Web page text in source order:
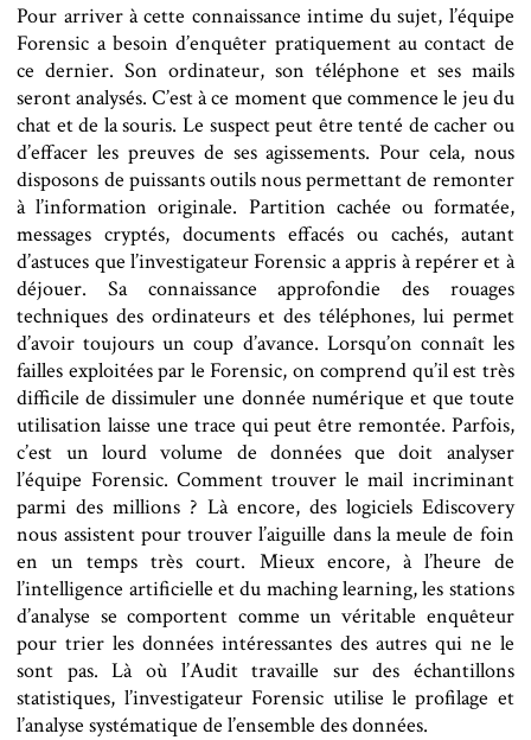
Pour arriver à cette connaissance intime du sujet, l’équipe
Forensic a besoin d’enquêter pratiquement au contact de
ce dernier. Son ordinateur, son téléphone et ses mails
seront analysés. C’est à ce moment que commence le jeu du
chat et de la souris. Le suspect peut être tenté de cacher ou
d’effacer les preuves de ses agissements. Pour cela, nous
disposons de puissants outils nous permettant de remonter
à l’information originale. Partition cachée ou formatée,
messages cryptés, documents effacés ou cachés, autant
d’astuces que l’investigateur Forensic a appris à repérer et à
déjouer. Sa connaissance approfondie des rouages
techniques des ordinateurs et des téléphones, lui permet
d’avoir toujours un coup d’avance. Lorsqu’on connaît les
failles exploitées par le Forensic, on comprend qu’il est très
difficile de dissimuler une donnée numérique et que toute
utilisation laisse une trace qui peut être remontée. Parfois,
c’est un lourd volume de données que doit analyser
l’équipe Forensic. Comment trouver le mail incriminant
parmi des millions ? Là encore, des logiciels Ediscovery
nous assistent pour trouver l’aiguille dans la meule de foin
en un temps très court. Mieux encore, à l’heure de
l’intelligence artificielle et du maching learning, les stations
d’analyse se comportent comme un véritable enquêteur
pour trier les données intéressantes des autres qui ne le
sont pas. Là où l’Audit travaille sur des échantillons
statistiques, l’investigateur Forensic utilise le profilage et
l’analyse systématique de l’ensemble des données.